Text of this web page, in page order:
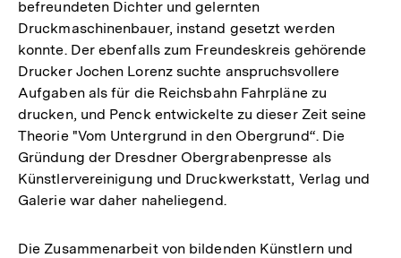
befreundeten Dichter und gelernten
Druckmaschinenbauer, instand gesetzt werden
konnte. Der ebenfalls zum Freundeskreis gehörende
Drucker Jochen Lorenz suchte anspruchsvollere
Aufgaben als für die Reichsbahn Fahrpläne zu
drucken, und Penck entwickelte zu dieser Zeit seine
Theorie "Vom Untergrund in den Obergrund“. Die
Gründung der Dresdner Obergrabenpresse als
Künstlervereinigung und Druckwerkstatt, Verlag und
Galerie war daher naheliegend.
Die Zusammenarbeit von bildenden Künstlern und